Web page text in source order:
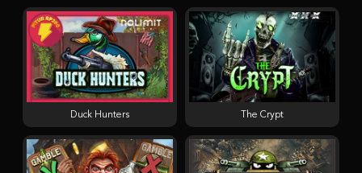
Duck Hunters The Crypt